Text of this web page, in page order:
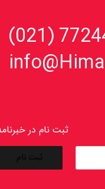
77244627 (021)
ثبت نام در